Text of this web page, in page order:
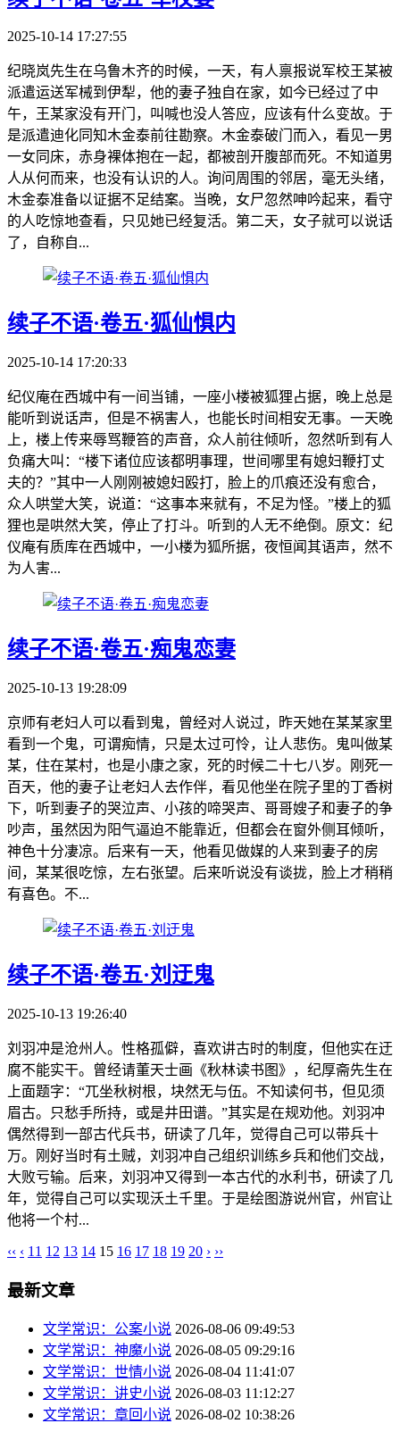
2025-10-14 17:27:55
纪晓岚先生在乌鲁木齐的时候，一天，有人禀报说军校王某被
派遣运送军械到伊犁，他的妻子独自在家，如今已经过了中
午，王某家没有开门，叫喊也没人答应，应该有什么变故。于
是派遣迪化同知木金泰前往勘察。木金泰破门而入，看见一男
一女同床，赤身裸体抱在一起，都被剖开腹部而死。不知道男
人从何而来，也没有认识的人。询问周围的邻居，毫无头绪，
木金泰准备以证据不足结案。当晚，女尸忽然呻吟起来，看守
的人吃惊地查看，只见她已经复活。第二天，女子就可以说话
了，自称自...
续子不语·卷五·狐仙惧内
2025-10-14 17:20:33
纪仪庵在西城中有一间当铺，一座小楼被狐狸占据，晚上总是
能听到说话声，但是不祸害人，也能长时间相安无事。一天晚
上，楼上传来辱骂鞭笞的声音，众人前往倾听，忽然听到有人
负痛大叫：“楼下诸位应该都明事理，世间哪里有媳妇鞭打丈
夫的？”其中一人刚刚被媳妇殴打，脸上的爪痕还没有愈合，
众人哄堂大笑，说道：“这事本来就有，不足为怪。”楼上的狐
狸也是哄然大笑，停止了打斗。听到的人无不绝倒。原文：纪
仪庵有质库在西城中，一小楼为狐所据，夜恒闻其语声，然不
为人害...
续子不语·卷五·痴鬼恋妻
2025-10-13 19:28:09
京师有老妇人可以看到鬼，曾经对人说过，昨天她在某某家里
看到一个鬼，可谓痴情，只是太过可怜，让人悲伤。鬼叫做某
某，住在某村，也是小康之家，死的时候二十七八岁。刚死一
百天，他的妻子让老妇人去作伴，看见他坐在院子里的丁香树
下，听到妻子的哭泣声、小孩的啼哭声、哥哥嫂子和妻子的争
吵声，虽然因为阳气逼迫不能靠近，但都会在窗外侧耳倾听，
神色十分凄凉。后来有一天，他看见做媒的人来到妻子的房
间，某某很吃惊，左右张望。后来听说没有谈拢，脸上才稍稍
有喜色。不...
续子不语·卷五·刘迂鬼
2025-10-13 19:26:40
刘羽冲是沧州人。性格孤僻，喜欢讲古时的制度，但他实在迂
腐不能实干。曾经请董天士画《秋林读书图》，纪厚斋先生在
上面题字：“兀坐秋树根，块然无与伍。不知读何书，但见须
眉古。只愁手所持，或是井田谱。”其实是在规劝他。刘羽冲
偶然得到一部古代兵书，研读了几年，觉得自己可以带兵十
万。刚好当时有土贼，刘羽冲自己组织训练乡兵和他们交战，
大败亏输。后来，刘羽冲又得到一本古代的水利书，研读了几
年，觉得自己可以实现沃土千里。于是绘图游说州官，州官让
他将一个村...
‹‹ ‹ 11 12 13 14 15 16 17 18 19 20 › ››
最新文章
文学常识：公案小说 2026-08-06 09:49:53
文学常识：神魔小说 2026-08-05 09:29:16
文学常识：世情小说 2026-08-04 11:41:07
文学常识：讲史小说 2026-08-03 11:12:27
文学常识：章回小说 2026-08-02 10:38:26